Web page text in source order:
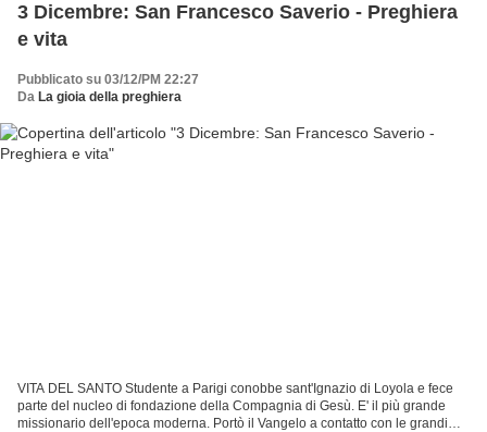
3 Dicembre: San Francesco Saverio - Preghiera
e vita
Pubblicato su 03/12/PM 22:27
Da La gioia della preghiera
VITA DEL SANTO Studente a Parigi conobbe sant'Ignazio di Loyola e fece
parte del nucleo di fondazione della Compagnia di Gesù. E' il più grande
missionario dell'epoca moderna. Portò il Vangelo a contatto con le grandi